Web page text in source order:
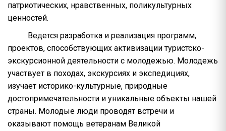
патриотических, нравственных, поликультурных
ценностей.
Ведется разработка и реализация программ,
проектов, способствующих активизации туристско-
экскурсионной деятельности с молодежью. Молодежь
участвует в походах, экскурсиях и экспедициях,
изучает историко-культурные, природные
достопримечательности и уникальные объекты нашей
страны. Молодые люди проводят встречи и
оказывают помощь ветеранам Великой